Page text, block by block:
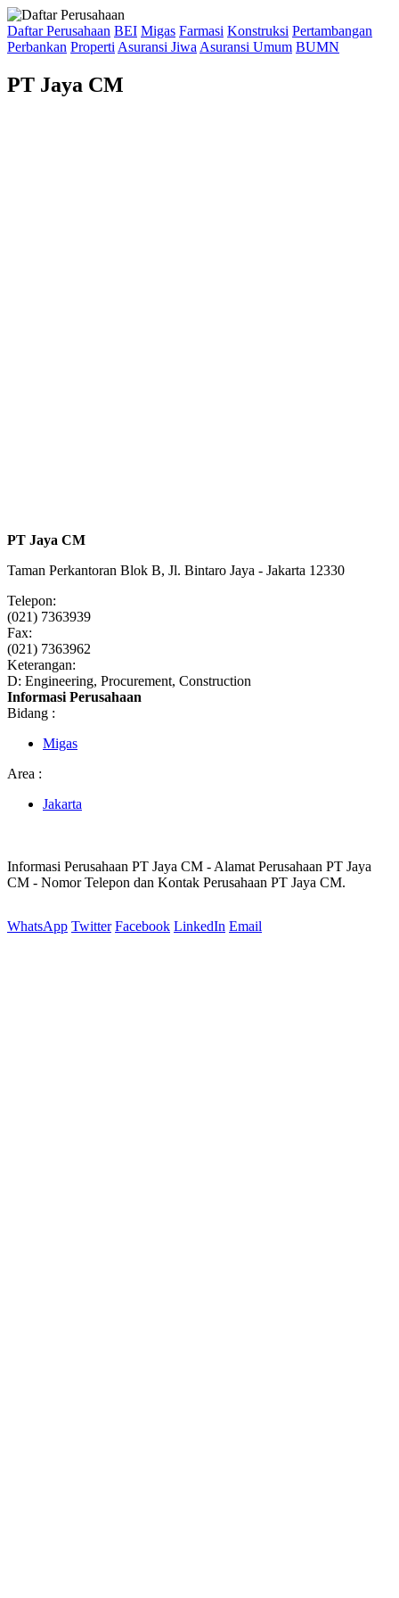
Daftar Perusahaan BEI Migas Farmasi Konstruksi Pertambangan
Perbankan Properti Asuransi Jiwa Asuransi Umum BUMN
PT Jaya CM
PT Jaya CM
Taman Perkantoran Blok B, Jl. Bintaro Jaya - Jakarta 12330
Telepon:
(021) 7363939
Fax:
(021) 7363962
Keterangan:
D: Engineering, Procurement, Construction
Informasi Perusahaan
Bidang :
Migas
Area :
Jakarta
Informasi Perusahaan PT Jaya CM - Alamat Perusahaan PT Jaya
CM - Nomor Telepon dan Kontak Perusahaan PT Jaya CM.
WhatsApp Twitter Facebook LinkedIn Email